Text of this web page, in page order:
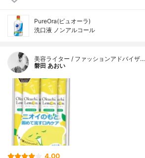
PureOra(ピュオーラ)
洗口液 ノンアルコール
美容ライター / ファッションアドバイザ…
磐田 あおい
4.00